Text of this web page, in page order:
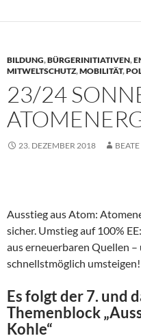
BILDUNG,BÜRGERINITIATIVEN,
MITWELTSCHUTZ,MOBILITÄT,
23/24
23. DEZEMBER 2018 BEATE
Ausstieg aus Atom:
sicher. Umstieg auf 100%
aus erneuerbaren Quellen
schnellstmöglich umsteigen!
Es folgt der 7. und
Themenblock
Kohle“